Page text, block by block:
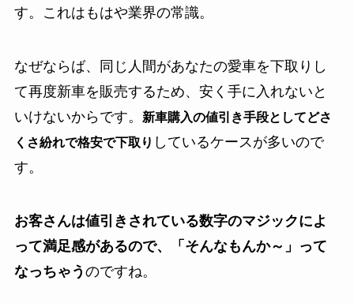
す。これはもはや業界の常識。
なぜならば、同じ人間があなたの愛車を下取りし
て再度新車を販売するため、安く手に入れないと
いけないからです。
新車購入の値引き手段としてどさ
くさ紛れで格安で下取り しているケースが多いので
す。
お客さんは値引きされている数字のマジックによ
って満足感があるので、「そんなもんか～」って
なっちゃう のですね。